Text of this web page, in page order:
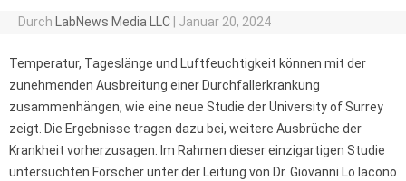
Durch LabNews Media LLC Januar 20, 2024
Temperatur, Tageslänge und Luftfeuchtigkeit können mit der
zunehmenden Ausbreitung einer Durchfallerkrankung
zusammenhängen, wie eine neue Studie der University of Surrey
zeigt. Die Ergebnisse tragen dazu bei, weitere Ausbrüche der
Krankheit vorherzusagen. Im Rahmen dieser einzigartigen Studie
untersuchten Forscher unter der Leitung von Dr. Giovanni Lo Iacono